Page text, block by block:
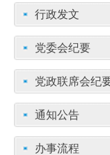
行政发文
党委会纪要
党政联席会纪
通知公告
办事流程